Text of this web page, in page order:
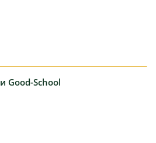
Good-School